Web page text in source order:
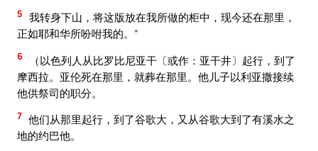
5 我转身下山，将这版放在我所做的柜中，现今还在那里，
正如耶和华所吩咐我的。”
6
（以色列人从比罗比尼亚干〔或作：亚干井〕起行，到了
摩西拉。亚伦死在那里，就葬在那里。他儿子以利亚撒接续
他供祭司的职分。
7 他们从那里起行，到了谷歌大，又从谷歌大到了有溪水之
地的约巴他。